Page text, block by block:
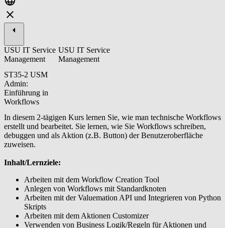
USU IT Service
Management
ST35-2 USM
Admin:
Einführung in
Workflows
USU IT Service
Management
In diesem 2-tägigen Kurs lernen Sie, wie man technische Workflows
erstellt und bearbeitet. Sie lernen, wie Sie Workflows schreiben,
debuggen und als Aktion (z.B. Button) der Benutzeroberfläche
zuweisen.
Inhalt/Lernziele:
Arbeiten mit dem Workflow Creation Tool
Anlegen von Workflows mit Standardknoten
Arbeiten mit der Valuemation API und Integrieren von Python
Skripts
Arbeiten mit dem Aktionen Customizer
Verwenden von Business Logik/Regeln für Aktionen und